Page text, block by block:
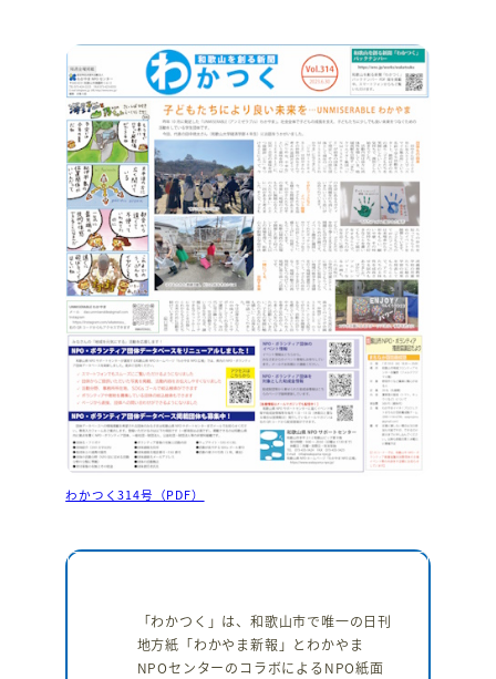
k
わかつく314号（PDF）
「わかつく」は、和歌山市で唯一の日刊
地方紙「わかやま新報」とわかやま
NPOセンターのコラボによるNPO紙面